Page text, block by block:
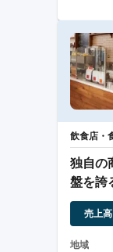
飲食店・
独自の
盤を誇
売上高
地域